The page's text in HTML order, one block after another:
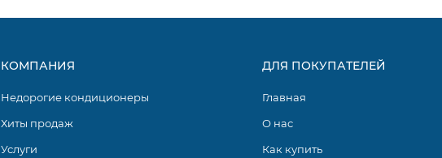
КОМПАНИЯ
Недорогие кондиционеры
Хиты продаж
Услуги
ДЛЯ ПОКУПАТЕЛЕЙ
Главная
О нас
Как купить